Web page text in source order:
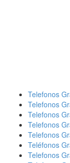
Telefonos
Telefonos
Telefonos
Telefonos
Telefonos
Teléfonos
Telefonos